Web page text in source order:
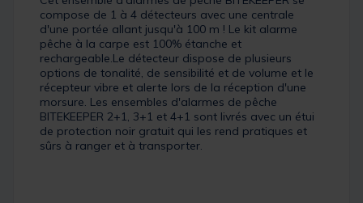
compose de 1 à 4 détecteurs avec une centrale
d'une portée allant jusqu'à 100 m ! Le kit alarme
pêche à la carpe est 100% étanche et
rechargeable.Le détecteur dispose de plusieurs
options de tonalité, de sensibilité et de volume et le
récepteur vibre et alerte lors de la réception d'une
morsure. Les ensembles d'alarmes de pêche
BITEKEEPER 2+1, 3+1 et 4+1 sont livrés avec un étui
de protection noir gratuit qui les rend pratiques et
sûrs à ranger et à transporter.